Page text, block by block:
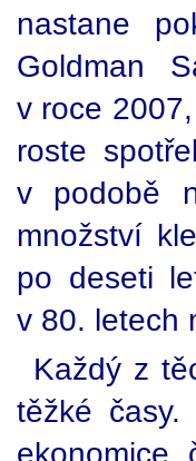
nastane
Goldman
v roce
roste
v podobě
množství
po deseti
v 80. letech
Každý z
těžké